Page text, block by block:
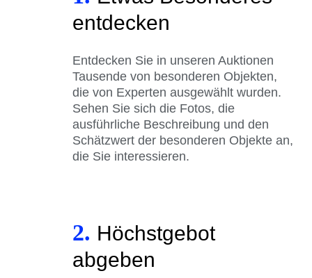
entdecken
Entdecken Sie in unseren Auktionen
Tausende von besonderen Objekten,
die von Experten ausgewählt wurden.
Sehen Sie sich die Fotos, die
ausführliche Beschreibung und den
Schätzwert der besonderen Objekte an,
die Sie interessieren.
2. Höchstgebot
abgeben